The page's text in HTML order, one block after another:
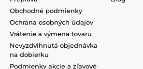
Obchodné podmienky
Ochrana osobných údajov
Vrátenie a výmena tovaru
Nevyzdvihnutá objednávka
na dobierku
Podmienky akcie a zľavové